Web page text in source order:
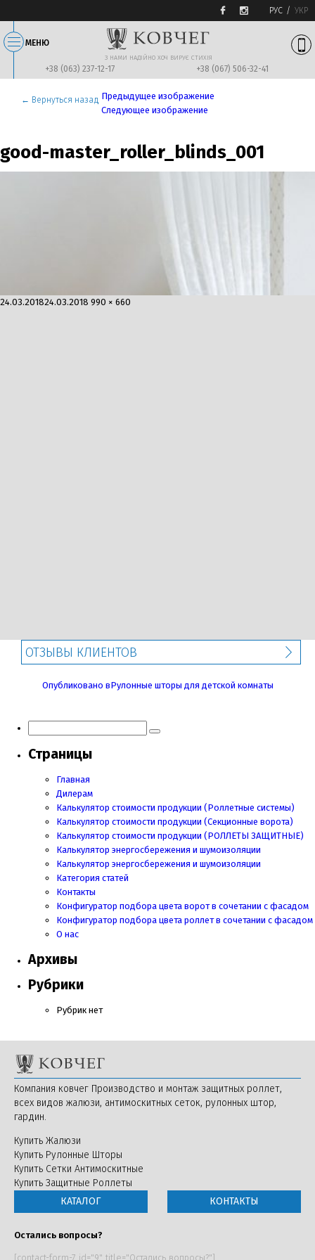
РУС УКР
МЕНЮ
З НАМИ НАДIЙНО ХОЧ ВИРУЄ СТИХIЯ
+38 (063) 237-12-17 +38 (067) 506-32-41
← Вернуться назад Предыдущее изображение
Следующее изображение
good-master_roller_blinds_001
Опубликовано
24.03.201824.03.2018 Полный
990 × 660
ОТЗЫВЫ КЛИЕНТОВ
НавигацияОпубликовано вРулонные шторы для детской комнаты
Страницы
Главная
Дилерам
Калькулятор стоимости продукции (Роллетные системы)
Калькулятор стоимости продукции (Секционные ворота)
Калькулятор стоимости продукции (РОЛЛЕТЫ ЗАЩИТНЫЕ)
Калькулятор энергосбережения и шумоизоляции
Калькулятор энергосбережения и шумоизоляции
Категория статей
Контакты
Конфигуратор подбора цвета ворот в сочетании с фасадом
Конфигуратор подбора цвета роллет в сочетании с фасадом
О нас
Архивы
Рубрики
Рубрик нет
Компания ковчег Производство и монтаж защитных роллет,
всех видов жалюзи, антимоскитных сеток, рулонных штор,
гардин.
Купить Жалюзи
Купить Рулонные Шторы
Купить Сетки Антимоскитные
Купить Защитные Роллеты
КАТАЛОГ
КОНТАКТЫ
Остались вопросы?
[contact-form-7 id="9" title="Остались вопросы?"]